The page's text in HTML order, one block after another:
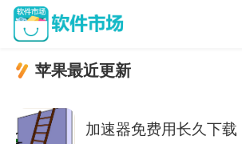
苹果最近更新
加速器免费用长久下载